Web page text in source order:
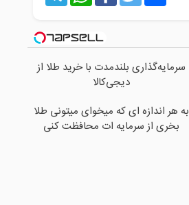
سرمایه‌گذاری بلندمدت با خرید طلا از
دیجی‌کالا
به هر اندازه ای که میخوای میتونی طلا
بخری از سرمایه ات محافظت کنی